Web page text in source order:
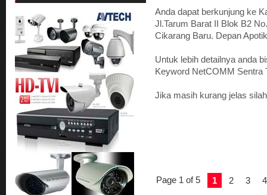
Anda dapat berkunjung ke
Jl.Tarum Barat II Blok B2
Cikarang Baru. Depan
Untuk lebih detailnya anda
Keyword NetCOMM Sentra
Jika masih kurang jelas
Page 1 of 5 1 2 3 4